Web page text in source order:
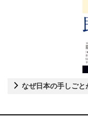
なぜ日本の手しご